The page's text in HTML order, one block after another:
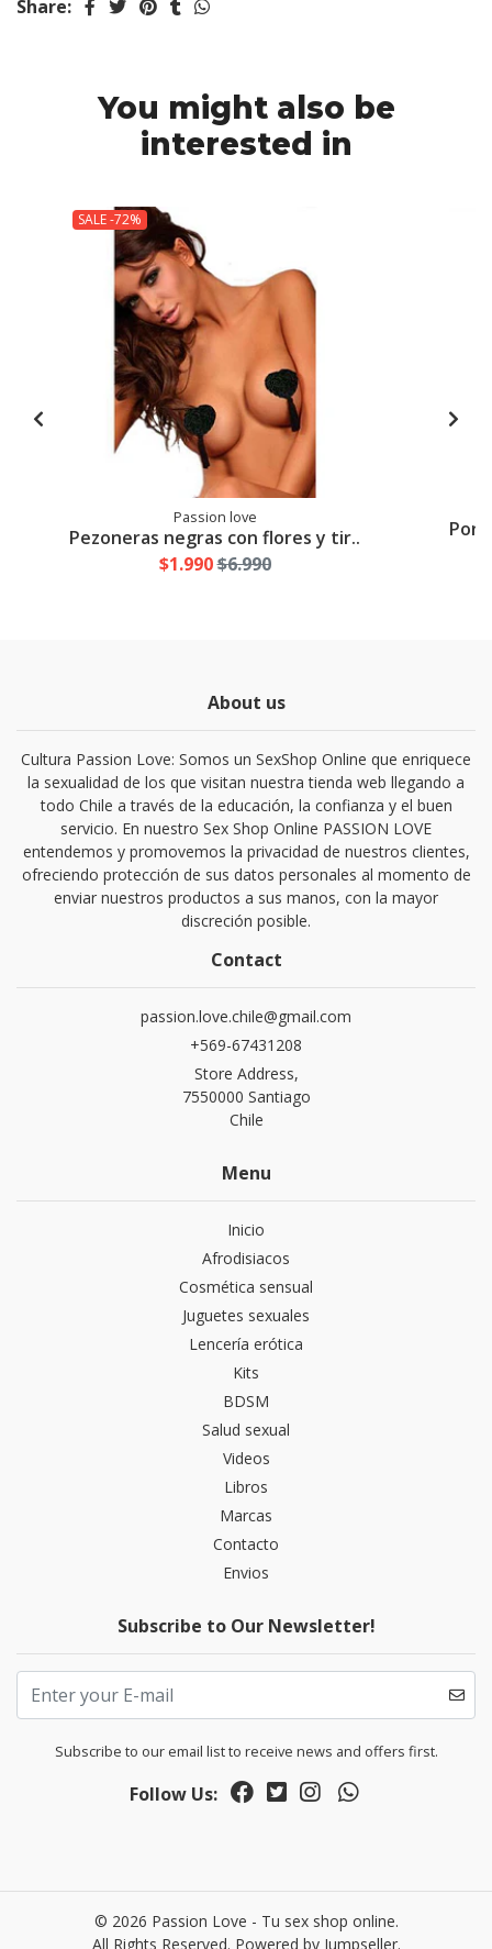
Share:
You might also be
interested in
SALE -72%
Passion love
Pezoneras negras con flores y tir..
$1.990$6.990
About us
Cultura Passion Love: Somos un SexShop Online que enriquece
la sexualidad de los que visitan nuestra tienda web llegando a
todo Chile a través de la educación, la confianza y el buen
servicio. En nuestro Sex Shop Online PASSION LOVE
entendemos y promovemos la privacidad de nuestros clientes,
ofreciendo protección de sus datos personales al momento de
enviar nuestros productos a sus manos, con la mayor
discreción posible.
Contact
passion.love.chile@gmail.com
+569-67431208
Store Address,
7550000 Santiago
Chile
Menu
Inicio
Afrodisiacos
Cosmética sensual
Juguetes sexuales
Lencería erótica
Kits
BDSM
Salud sexual
Videos
Libros
Marcas
Contacto
Envios
Subscribe to Our Newsletter!
Subscribe to our email list to receive news and offers first.
Follow Us:
© 2026 Passion Love - Tu sex shop online.
All Rights Reserved. Powered by Jumpseller.